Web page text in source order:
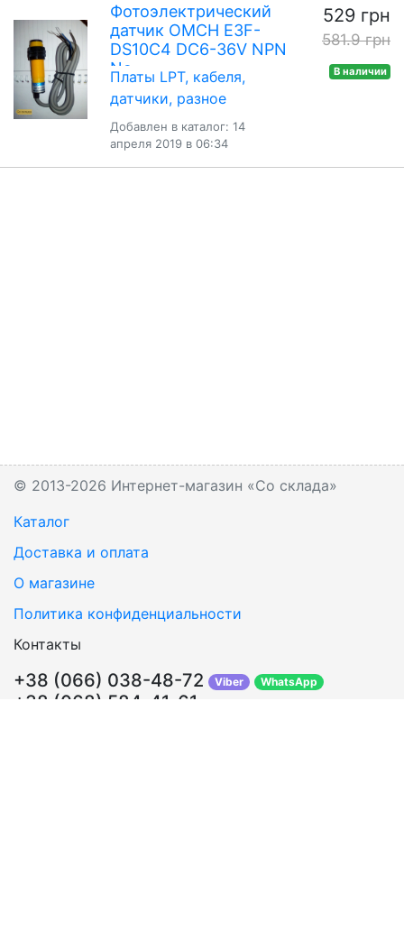
Фотоэлектрический
датчик OMCH E3F-
DS10C4 DC6-36V NPN
No
Платы LPT, кабеля,
датчики, разное
Добавлен в каталог: 14
апреля 2019 в 06:34
529 грн
581.9 грн
В наличии
© 2013-2026 Интернет-магазин «Со склада»
Каталог
Доставка и оплата
О магазине
Политика конфиденциальности
Контакты
+38 (066) 038-48-72 Viber WhatsApp
+38 (068) 584-41-61